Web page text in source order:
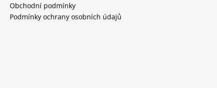
Obchodní podmínky
Podmínky ochrany osobních údajů